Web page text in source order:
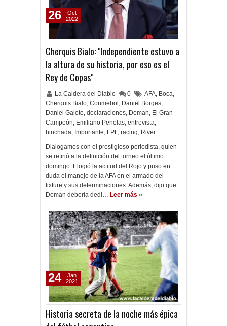
Cherquis Bialo: "Independiente estuvo a
la altura de su historia, por eso es el
Rey de Copas"
La Caldera del Diablo 0 AFA, Boca,
Cherquis Bialo, Conmebol , Daniel Borges,
Daniel Galoto, declaraciones, Doman, El Gran
Campeón, Emiliano Penelas, entrevista,
hinchada, Importante, LPF, racing, River
Dialogamos con el prestigioso periodista, quien
se refirió a la definición del torneo el último
domingo. Elogió la actitud del Rojo y puso en
duda el manejo de la AFA en el armado del
fixture y sus determinaciones. Además, dijo que
Doman debería dedi… Leer más »
26
Oct
2022
Historia secreta de la noche más épica
24
Jan
2021